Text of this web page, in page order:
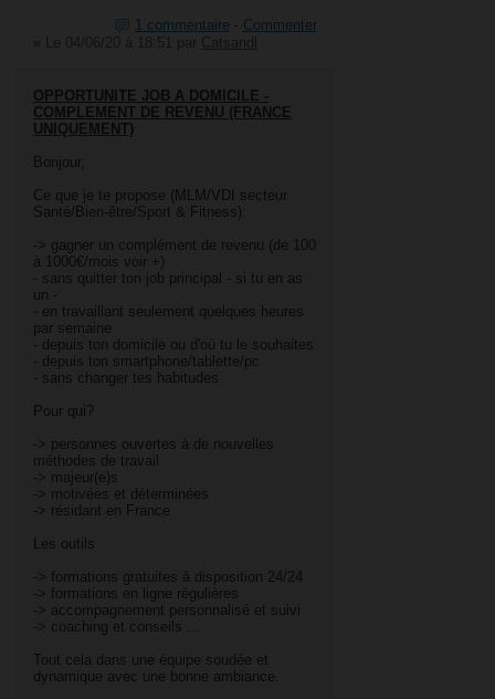
1 commentaire - Commenter
»
OPPORTUNITE JOB A DOMICILE -
COMPLEMENT DE REVENU (FRANCE
UNIQUEMENT)
Bonjour,
Ce que je te propose (MLM/VDI secteur
Santé/Bien-être/Sport & Fitness):
-> gagner un complément de revenu (de 100
à 1000€/mois voir +)
- sans quitter ton job principal - si tu en as
un -
- en travaillant seulement quelques heures
par semaine
- depuis ton domicile ou d'où tu le souhaites
- depuis ton smartphone/tablette/pc
- sans changer tes habitudes
Pour qui?
-> personnes ouvertes à de nouvelles
méthodes de travail
-> majeur(e)s
-> motivées et déterminées
-> résidant en France
Les outils
-> formations gratuites à disposition 24/24
-> formations en ligne régulières
-> accompagnement personnalisé et suivi
-> coaching et conseils ...
Tout cela dans une équipe soudée et
dynamique avec une bonne ambiance.